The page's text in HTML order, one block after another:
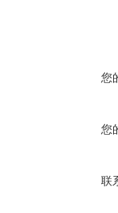
您
您
联